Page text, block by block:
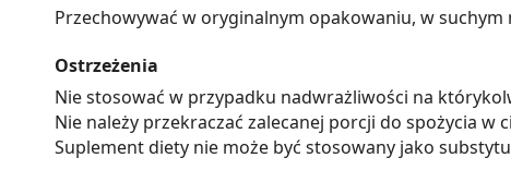
Przechowywać w oryginalnym opakowaniu, w
Ostrzeżenia
Nie stosować w przypadku nadwrażliwości na
Nie należy przekraczać zalecanej porcji do spożycia w
Suplement diety nie może być stosowany jako